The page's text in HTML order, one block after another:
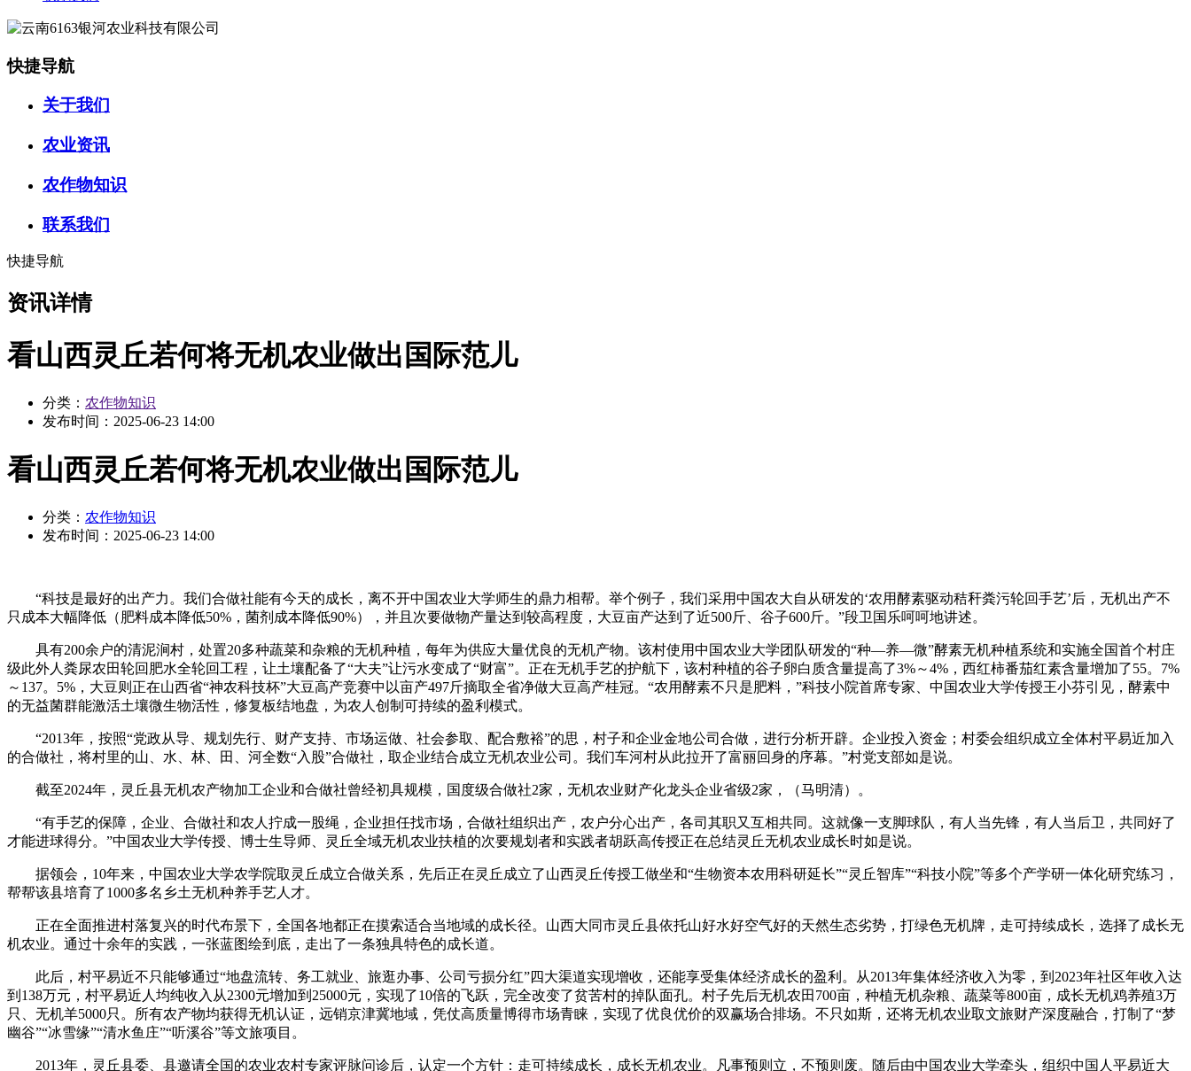
快捷导航
关于我们
农业资讯
农作物知识
联系我们
快捷导航
资讯详情
看山西灵丘若何将无机农业做出国际范儿
分类： 农作物知识
发布时间： 2025-06-23 14:00
看山西灵丘若何将无机农业做出国际范儿
分类： 农作物知识
发布时间： 2025-06-23 14:00
“科技是最好的出产力。我们合做社能有今天的成长，离不开中国农业大学师生的鼎力相帮。举个例子，我们采用中国农大自从研发的‘农用酵素驱动秸秆粪污轮回手艺’后，无机出产不
只成本大幅降低（肥料成本降低50%，菌剂成本降低90%），并且次要做物产量达到较高程度，大豆亩产达到了近500斤、谷子600斤。”段卫国乐呵呵地讲述。
具有200余户的清泥涧村，处置20多种蔬菜和杂粮的无机种植，每年为供应大量优良的无机产物。该村使用中国农业大学团队研发的“种—养—微”酵素无机种植系统和实施全国首个村庄
级此外人粪尿农田轮回肥水全轮回工程，让土壤配备了“大夫”让污水变成了“财富”。正在无机手艺的护航下，该村种植的谷子卵白质含量提高了3%～4%，西红柿番茄红素含量增加了55。7%
～137。5%，大豆则正在山西省“神农科技杯”大豆高产竞赛中以亩产497斤摘取全省净做大豆高产桂冠。“农用酵素不只是肥料，”科技小院首席专家、中国农业大学传授王小芬引见，酵素中
的无益菌群能激活土壤微生物活性，修复板结地盘，为农人创制可持续的盈利模式。
“2013年，按照“党政从导、规划先行、财产支持、市场运做、社会参取、配合敷裕”的思，村子和企业金地公司合做，进行分析开辟。企业投入资金；村委会组织成立全体村平易近加入
的合做社，将村里的山、水、林、田、河全数“入股”合做社，取企业结合成立无机农业公司。我们车河村从此拉开了富丽回身的序幕。”村党支部如是说。
截至2024年，灵丘县无机农产物加工企业和合做社曾经初具规模，国度级合做社2家，无机农业财产化龙头企业省级2家，（马明清）。
“有手艺的保障，企业、合做社和农人拧成一股绳，企业担任找市场，合做社组织出产，农户分心出产，各司其职又互相共同。这就像一支脚球队，有人当先锋，有人当后卫，共同好了
才能进球得分。”中国农业大学传授、博士生导师、灵丘全域无机农业扶植的次要规划者和实践者胡跃高传授正在总结灵丘无机农业成长时如是说。
据领会，10年来，中国农业大学农学院取灵丘成立合做关系，先后正在灵丘成立了山西灵丘传授工做坐和“生物资本农用科研延长”“灵丘智库”“科技小院”等多个产学研一体化研究练习，
帮帮该县培育了1000多名乡土无机种养手艺人才。
正在全面推进村落复兴的时代布景下，全国各地都正在摸索适合当地域的成长径。山西大同市灵丘县依托山好水好空气好的天然生态劣势，打绿色无机牌，走可持续成长，选择了成长无
机农业。通过十余年的实践，一张蓝图绘到底，走出了一条独具特色的成长道。
此后，村平易近不只能够通过“地盘流转、务工就业、旅逛办事、公司亏损分红”四大渠道实现增收，还能享受集体经济成长的盈利。从2013年集体经济收入为零，到2023年社区年收入达
到138万元，村平易近人均纯收入从2300元增加到25000元，实现了10倍的飞跃，完全改变了贫苦村的掉队面孔。村子先后无机农田700亩，种植无机杂粮、蔬菜等800亩，成长无机鸡养殖3万
只、无机羊5000只。所有农产物均获得无机认证，远销京津冀地域，凭仗高质量博得市场青睐，实现了优良优价的双赢场合排场。不只如斯，还将无机农业取文旅财产深度融合，打制了“梦
幽谷”“冰雪缘”“清水鱼庄”“听溪谷”等文旅项目。
2013年，灵丘县委、县邀请全国的农业农村专家评脉问诊后，认定一个方针：走可持续成长，成长无机农业。凡事预则立，不预则废。随后由中国农业大学牵头，组织中国人平易近大